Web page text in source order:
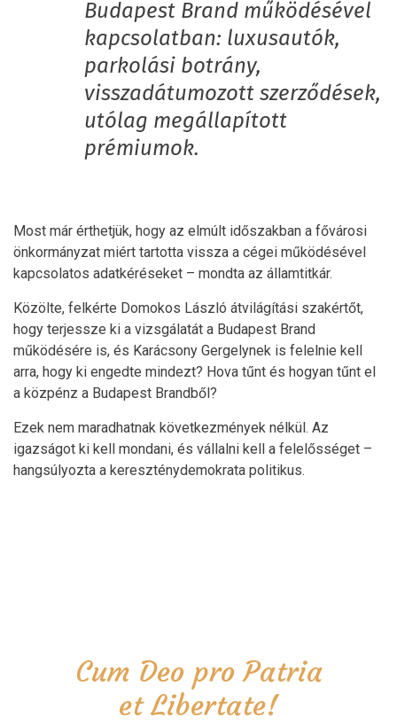
Budapest Brand működésével
kapcsolatban: luxusautók,
parkolási botrány,
visszadátumozott szerződések,
utólag megállapított
prémiumok.
Most már érthetjük, hogy az elmúlt időszakban a fővárosi
önkormányzat miért tartotta vissza a cégei működésével
kapcsolatos adatkéréseket – mondta az államtitkár.
Közölte, felkérte Domokos László átvilágítási szakértőt,
hogy terjessze ki a vizsgálatát a Budapest Brand
működésére is, és Karácsony Gergelynek is felelnie kell
arra, hogy ki engedte mindezt? Hova tűnt és hogyan tűnt el
a közpénz a Budapest Brandből?
Ezek nem maradhatnak következmények nélkül. Az
igazságot ki kell mondani, és vállalni kell a felelősséget –
hangsúlyozta a kereszténydemokrata politikus.
Cum Deo pro Patria
et Libertate!